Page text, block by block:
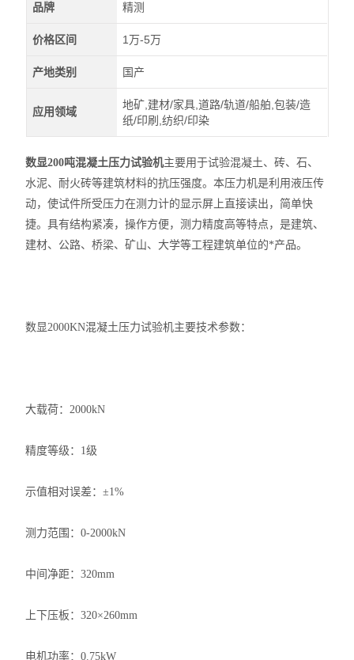
品牌 精测
价格区间 1万-5万
产地类别 国产
应用领域
地矿,建材/家具,道路/轨道/船舶,包装/造
纸/印刷,纺织/印染
数显200吨混凝土压力试验机主要用于试验混凝土、砖、石、
水泥、耐火砖等建筑材料的抗压强度。本压力机是利用液压传
动，使试件所受压力在测力计的显示屏上直接读出，简单快
捷。具有结构紧凑，操作方便，测力精度高等特点，是建筑、
建材、公路、桥梁、矿山、大学等工程建筑单位的*产品。
数显2000KN混凝土压力试验机主要技术参数：
大载荷：2000kN
精度等级：1级
示值相对误差：±1%
测力范围：0-2000kN
中间净距：320mm
上下压板：320×260mm
电机功率：0.75kW